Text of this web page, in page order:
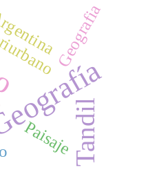
Tandil
Paisaje
Geografia